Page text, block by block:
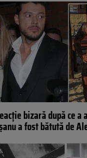
bizară după ce a
a fost bătută de